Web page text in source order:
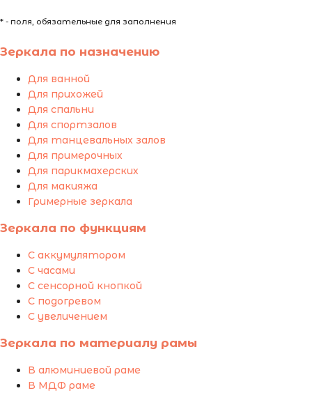
* - поля, обязательные для заполнения
Зеркала по назначению
Для ванной
Для прихожей
Для спальни
Для спортзалов
Для танцевальных залов
Для примерочных
Для парикмахерских
Для макияжа
Гримерные зеркала
Зеркала по функциям
С аккумулятором
С часами
С сенсорной кнопкой
С подогревом
С увеличением
Зеркала по материалу рамы
В алюминиевой раме
В МДФ раме